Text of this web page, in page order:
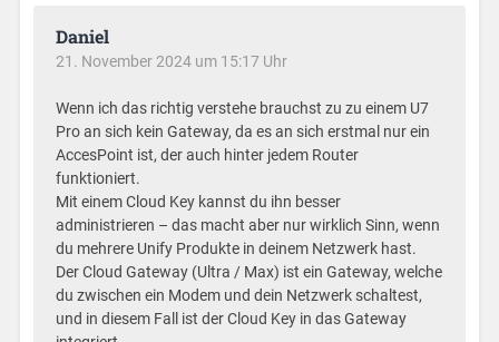
Daniel
21. November 2024 um 15:17 Uhr
Wenn ich das richtig verstehe brauchst zu zu einem U7
Pro an sich kein Gateway, da es an sich erstmal nur ein
AccesPoint ist, der auch hinter jedem Router
funktioniert.
Mit einem Cloud Key kannst du ihn besser
administrieren – das macht aber nur wirklich Sinn, wenn
du mehrere Unify Produkte in deinem Netzwerk hast.
Der Cloud Gateway (Ultra / Max) ist ein Gateway, welche
du zwischen ein Modem und dein Netzwerk schaltest,
und in diesem Fall ist der Cloud Key in das Gateway